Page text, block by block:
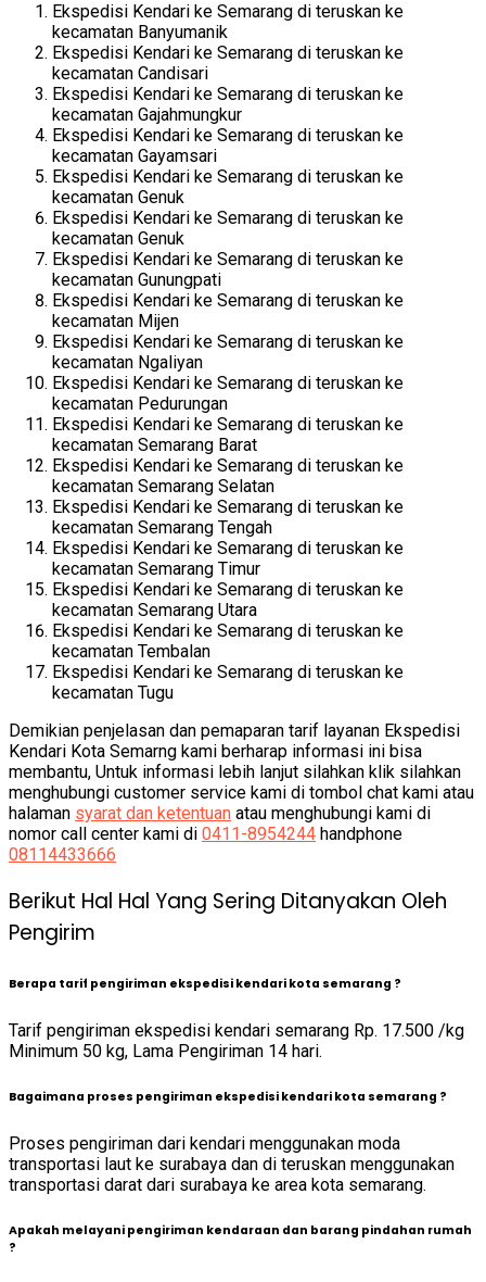
Ekspedisi Kendari ke Semarang di teruskan ke
kecamatan Banyumanik
Ekspedisi Kendari ke Semarang di teruskan ke
kecamatan Candisari
Ekspedisi Kendari ke Semarang di teruskan ke
kecamatan Gajahmungkur
Ekspedisi Kendari ke Semarang di teruskan ke
kecamatan Gayamsari
Ekspedisi Kendari ke Semarang di teruskan ke
kecamatan Genuk
Ekspedisi Kendari ke Semarang di teruskan ke
kecamatan Genuk
Ekspedisi Kendari ke Semarang di teruskan ke
kecamatan Gunungpati
Ekspedisi Kendari ke Semarang di teruskan ke
kecamatan Mijen
Ekspedisi Kendari ke Semarang di teruskan ke
kecamatan Ngaliyan
Ekspedisi Kendari ke Semarang di teruskan ke
kecamatan Pedurungan
Ekspedisi Kendari ke Semarang di teruskan ke
kecamatan Semarang Barat
Ekspedisi Kendari ke Semarang di teruskan ke
kecamatan Semarang Selatan
Ekspedisi Kendari ke Semarang di teruskan ke
kecamatan Semarang Tengah
Ekspedisi Kendari ke Semarang di teruskan ke
kecamatan Semarang Timur
Ekspedisi Kendari ke Semarang di teruskan ke
kecamatan Semarang Utara
Ekspedisi Kendari ke Semarang di teruskan ke
kecamatan Tembalan
Ekspedisi Kendari ke Semarang di teruskan ke
kecamatan Tugu
Demikian penjelasan dan pemaparan tarif layanan Ekspedisi
Kendari Kota Semarng kami berharap informasi ini bisa
membantu, Untuk informasi lebih lanjut silahkan klik silahkan
menghubungi customer service kami di tombol chat kami atau
halaman syarat dan ketentuan atau menghubungi kami di
nomor call center kami di 0411-8954244 handphone
08114433666
Berikut Hal Hal Yang Sering Ditanyakan Oleh
Pengirim
Berapa tarif pengiriman ekspedisi kendari kota semarang ?
Tarif pengiriman ekspedisi kendari semarang Rp. 17.500 /kg
Minimum 50 kg, Lama Pengiriman 14 hari.
Bagaimana proses pengiriman ekspedisi kendari kota semarang ?
Proses pengiriman dari kendari menggunakan moda
transportasi laut ke surabaya dan di teruskan menggunakan
transportasi darat dari surabaya ke area kota semarang.
Apakah melayani pengiriman kendaraan dan barang pindahan rumah
?